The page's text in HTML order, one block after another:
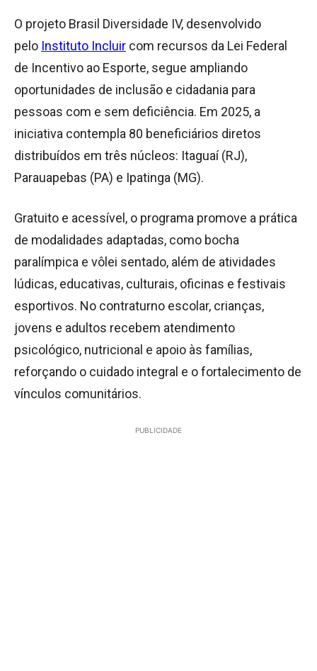
O projeto Brasil Diversidade IV, desenvolvido
pelo Instituto Incluir com recursos da Lei Federal
de Incentivo ao Esporte, segue ampliando
oportunidades de inclusão e cidadania para
pessoas com e sem deficiência. Em 2025, a
iniciativa contempla 80 beneficiários diretos
distribuídos em três núcleos: Itaguaí (RJ),
Parauapebas (PA) e Ipatinga (MG).
Gratuito e acessível, o programa promove a prática
de modalidades adaptadas, como bocha
paralímpica e vôlei sentado, além de atividades
lúdicas, educativas, culturais, oficinas e festivais
esportivos. No contraturno escolar, crianças,
jovens e adultos recebem atendimento
psicológico, nutricional e apoio às famílias,
reforçando o cuidado integral e o fortalecimento de
vínculos comunitários.
PUBLICIDADE